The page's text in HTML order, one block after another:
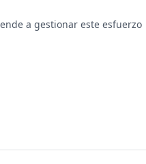
a gestionar este esfuerzo